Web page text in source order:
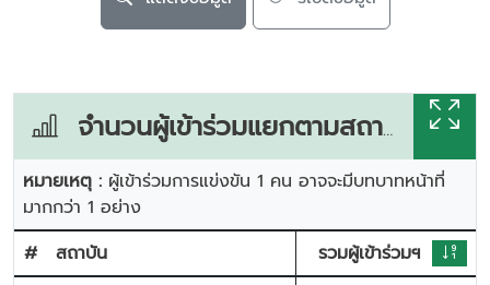
จำนวนผู้เข้าร่วมแยกตามสถาบัน
หมายเหตุ : ผู้เข้าร่วมการแข่งขัน 1 คน อาจจะมีบทบาทหน้าที่
มากกว่า 1 อย่าง
#
สถาบัน
รวมผู้เข้าร่วมฯ